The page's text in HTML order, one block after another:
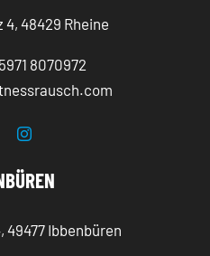
48429 Rheine
8070972
49477 Ibbenbüren